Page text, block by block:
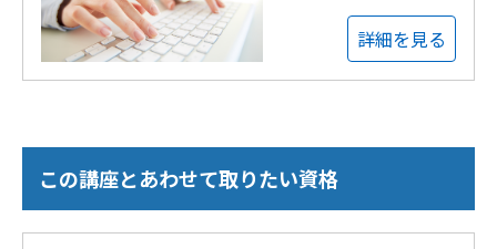
詳細を見る
この講座とあわせて取りたい資格